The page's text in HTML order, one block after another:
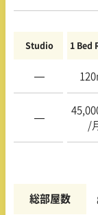
Studio 1 Bed
—
—
/
総部屋数